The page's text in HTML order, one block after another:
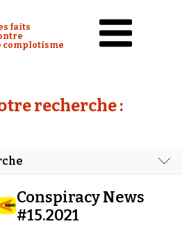
Watch :
faits
complotisme
de presse
recherche :
Conspiracy News
#15.2021